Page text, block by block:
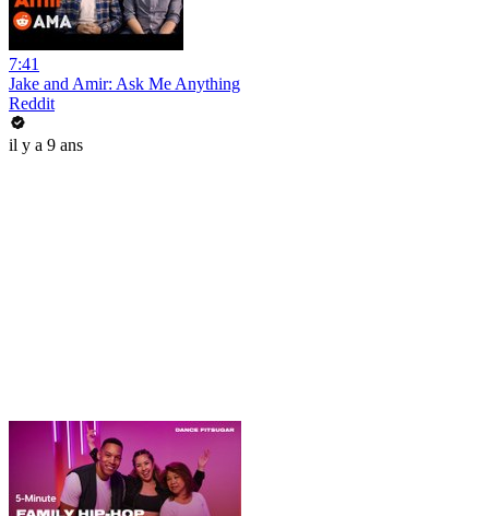
7:41
Jake and Amir: Ask Me Anything
Reddit
il y a 9 ans